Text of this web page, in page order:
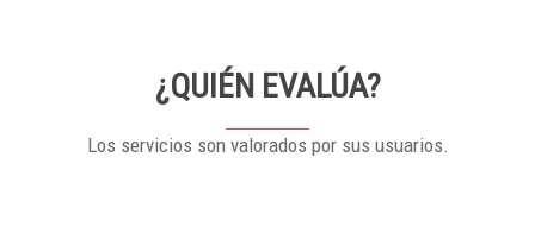
¿QUIÉN EVALÚA?
Los servicios son valorados por sus usuarios.